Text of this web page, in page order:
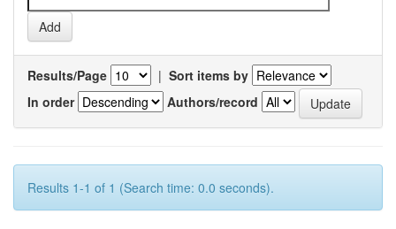
Results/Page | Sort items by
In order
Authors/record
Results 1-1 of 1 (Search time: 0.0 seconds).